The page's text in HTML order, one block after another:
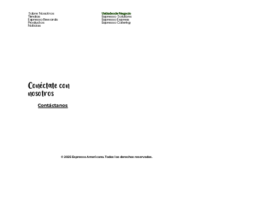
Sobre Nosotros
Tiendas
Espresso Rewards
Productos
Noticias
Unidades de Negocio
Espresso Solutions
Espresso Express
Espresso Catering
Conéctate con
nosotros
Contáctanos
© 2025 Espresso Americano. Todos los derechos reservados.